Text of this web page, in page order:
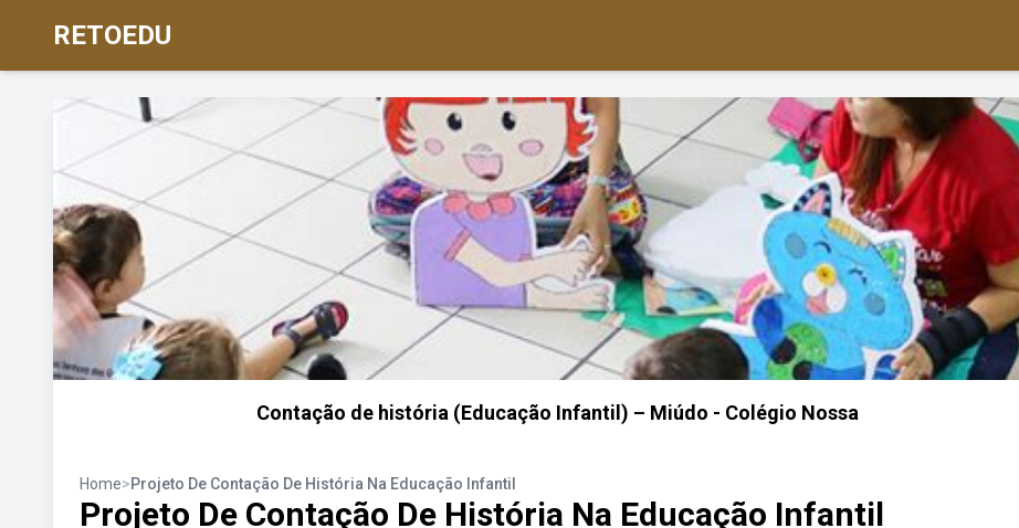
RETOEDU
Contação de história (Educação Infantil) – Miúdo - Colégio Nossa
Home>Projeto De Contação De História Na Educação Infantil
Projeto De Contação De História Na Educação Infantil